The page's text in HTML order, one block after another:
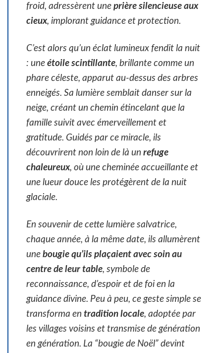
froid, adressèrent une prière silencieuse aux
cieux, implorant guidance et protection.
C’est alors qu’un éclat lumineux fendit la nuit
: une étoile scintillante, brillante comme un
phare céleste, apparut au-dessus des arbres
enneigés. Sa lumière semblait danser sur la
neige, créant un chemin étincelant que la
famille suivit avec émerveillement et
gratitude. Guidés par ce miracle, ils
découvrirent non loin de là un refuge
chaleureux, où une cheminée accueillante et
une lueur douce les protégèrent de la nuit
glaciale.
En souvenir de cette lumière salvatrice,
chaque année, à la même date, ils allumèrent
une bougie qu’ils plaçaient avec soin au
centre de leur table, symbole de
reconnaissance, d’espoir et de foi en la
guidance divine. Peu à peu, ce geste simple se
transforma en tradition locale, adoptée par
les villages voisins et transmise de génération
en génération. La “bougie de Noël” devint